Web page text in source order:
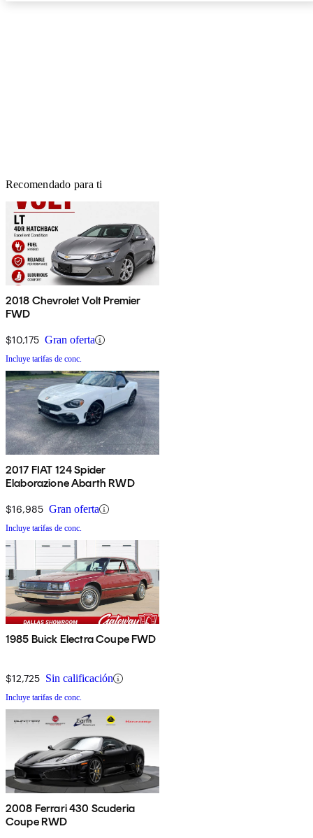
Recomendado para ti
2018 Chevrolet Volt Premier
FWD
$10,175 Gran oferta
Incluye tarifas de conc.
2017 FIAT 124 Spider
Elaborazione Abarth RWD
$16,985 Gran oferta
Incluye tarifas de conc.
1985 Buick Electra Coupe FWD
$12,725 Sin calificación
Incluye tarifas de conc.
2008 Ferrari 430 Scuderia
Coupe RWD